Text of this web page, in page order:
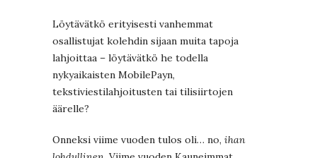
Löytävätkö erityisesti vanhemmat
osallistujat kolehdin sijaan muita tapoja
lahjoittaa – löytävätkö he todella
nykyaikaisten MobilePayn,
tekstiviestilahjoitusten tai tilisiirtojen
äärelle?
Onneksi viime vuoden tulos oli… no, ihan